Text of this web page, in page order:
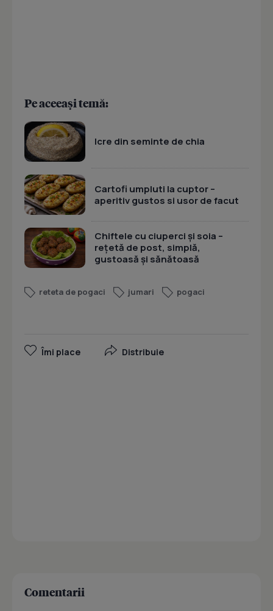
Pe aceeași temă:
Icre din seminte de chia
Cartofi umpluti la cuptor –
aperitiv gustos si usor de facut
Chiftele cu ciuperci și soia –
rețetă de post, simplă,
gustoasă și sănătoasă
reteta de pogaci jumari pogaci
Îmi place Distribuie
Comentarii